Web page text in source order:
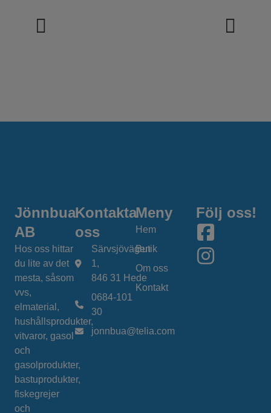
Jönnbua
AB
Hos oss hittar
du lite av det
mesta, såsom
vvs,
elmaterial,
hushållsprodukter,
vitvaror, gasol
och
gasolprodukter,
bastuprodukter,
fiskegrejer
och
Meny
Hem
Butik
Om oss
Kontakt
Kontakta
oss
Särvsjövägen
1,
846 31 Hede
0684-101
30
jonnbua@telia.com
Följ oss!